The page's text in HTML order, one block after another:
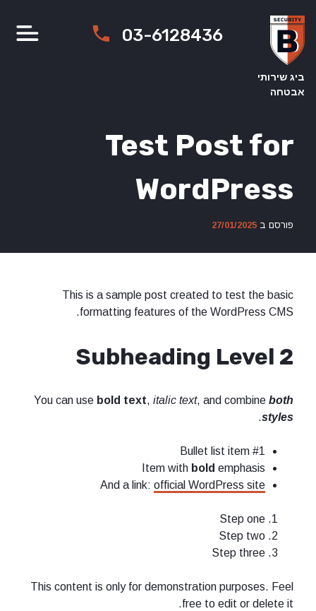
content
ביג שירותי
אבטחה
03-6128436
Test Post for
WordPress
פורסם ב 27/01/2025
This is a sample post created to test the basic
formatting features of the WordPress CMS.
Subheading Level 2
You can use bold text, italic text, and combine both
styles
.
Bullet list item #1
Item with bold emphasis
And a link: official WordPress site
Step one
Step two
Step three
This content is only for demonstration purposes. Feel
free to edit or delete it.